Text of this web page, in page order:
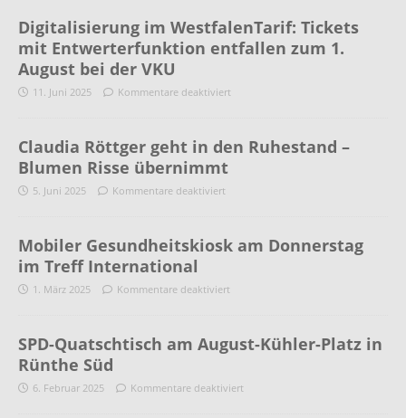
Digitalisierung im WestfalenTarif: Tickets
mit Entwerterfunktion entfallen zum 1.
August bei der VKU
11. Juni 2025 Kommentare deaktiviert
Claudia Röttger geht in den Ruhestand –
Blumen Risse übernimmt
5. Juni 2025 Kommentare deaktiviert
Mobiler Gesundheitskiosk am Donnerstag
im Treff International
1. März 2025 Kommentare deaktiviert
SPD-Quatschtisch am August-Kühler-Platz in
Rünthe Süd
6. Februar 2025 Kommentare deaktiviert